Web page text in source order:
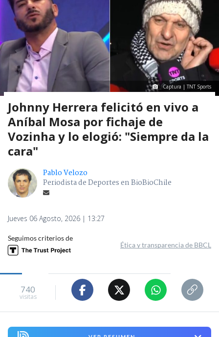
Captura | TNT Sports
Johnny Herrera felicitó en vivo a
Aníbal Mosa por fichaje de
Vozinha y lo elogió: "Siempre da la
cara"
Pablo Velozo
Periodista de Deportes en BioBioChile
Jueves 06 Agosto, 2026 | 13:27
Seguimos criterios de
Ética y transparencia de BBCL
740
visitas